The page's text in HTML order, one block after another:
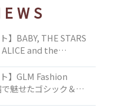
】BABY, THE STARS
and the
】GLM Fashion
魅せたゴシック＆ロ